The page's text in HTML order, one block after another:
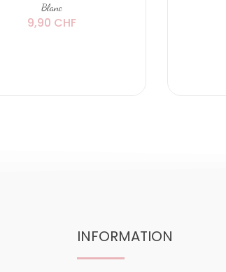
Blanc
9,90 CHF
INFORMATION